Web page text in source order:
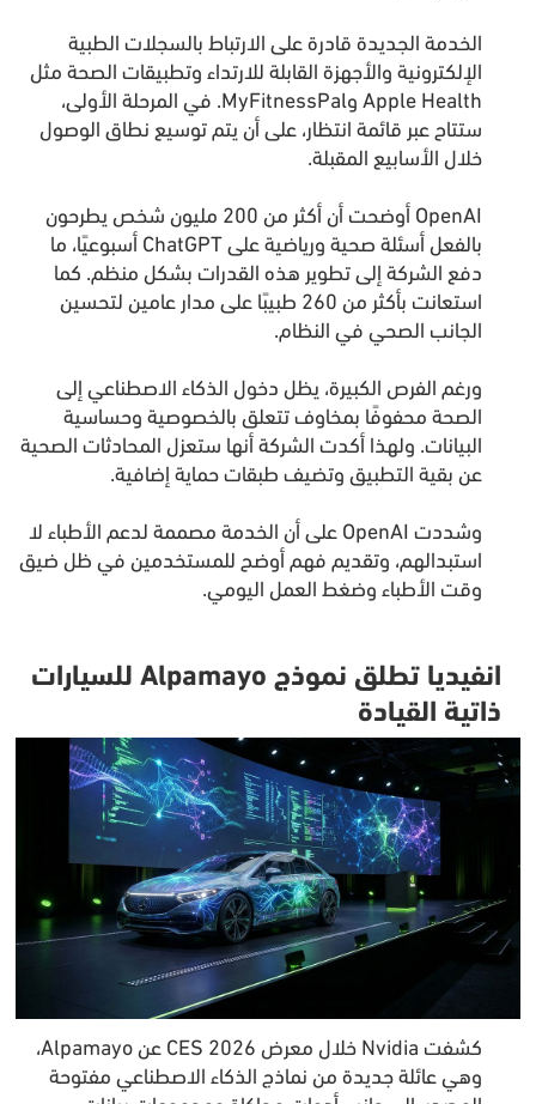
الخدمة الجديدة قادرة على الارتباط بالسجلات الطبية
الإلكترونية والأجهزة القابلة للارتداء وتطبيقات الصحة مثل
Apple Health وMyFitnessPal. في المرحلة الأولى،
ستتاح عبر قائمة انتظار، على أن يتم توسيع نطاق الوصول
خلال الأسابيع المقبلة.
OpenAI أوضحت أن أكثر من 200 مليون شخص يطرحون
بالفعل أسئلة صحية ورياضية على ChatGPT أسبوعيًا، ما
دفع الشركة إلى تطوير هذه القدرات بشكل منظم. كما
استعانت بأكثر من 260 طبيبًا على مدار عامين لتحسين
الجانب الصحي في النظام.
ورغم الفرص الكبيرة، يظل دخول الذكاء الاصطناعي إلى
الصحة محفوفًا بمخاوف تتعلق بالخصوصية وحساسية
البيانات. ولهذا أكدت الشركة أنها ستعزل المحادثات الصحية
عن بقية التطبيق وتضيف طبقات حماية إضافية.
وشددت OpenAI على أن الخدمة مصممة لدعم الأطباء لا
استبدالهم، وتقديم فهم أوضح للمستخدمين في ظل ضيق
وقت الأطباء وضغط العمل اليومي.
انفيديا تطلق نموذج Alpamayo للسيارات
ذاتية القيادة
كشفت Nvidia خلال معرض CES 2026 عن Alpamayo،
وهي عائلة جديدة من نماذج الذكاء الاصطناعي مفتوحة